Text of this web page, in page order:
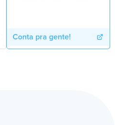
Conta pra gente!